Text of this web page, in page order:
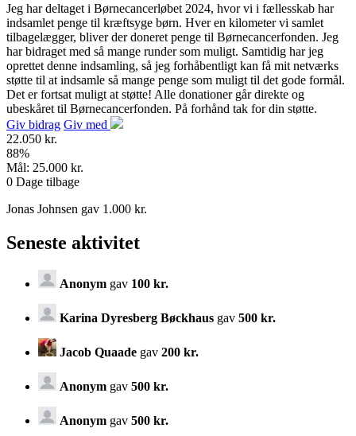
Jeg har deltaget i Børnecancerløbet 2024, hvor vi i fællesskab har
indsamlet penge til kræftsyge børn. Hver en kilometer vi samlet
tilbagelægger, bliver der doneret penge til Børnecancerfonden. Jeg
har bidraget med så mange runder som muligt. Samtidig har jeg
oprettet denne indsamling, så jeg forhåbentligt kan få mit netværks
støtte til at indsamle så mange penge som muligt til det gode formål.
Det er fortsat muligt at støtte! Alle donationer går direkte og
ubeskåret til Børnecancerfonden. På forhånd tak for din støtte.
Giv bidrag Giv med
22.050 kr.
88%
Mål: 25.000 kr.
0 Dage tilbage
Jonas Johnsen gav 1.000 kr.
Seneste aktivitet
Anonym gav 100 kr.
Karina Dyresberg Bøckhaus gav 500 kr.
Jacob Quaade gav 200 kr.
Anonym gav 500 kr.
Anonym gav 500 kr.